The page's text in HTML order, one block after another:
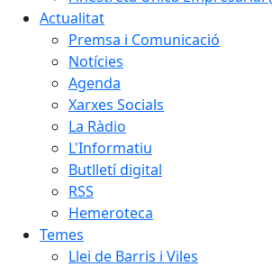
Actualitat
Premsa i Comunicació
Notícies
Agenda
Xarxes Socials
La Ràdio
L'Informatiu
Butlletí digital
RSS
Hemeroteca
Temes
Llei de Barris i Viles